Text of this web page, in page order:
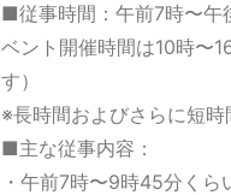
タイムテーブル公開しました
当日会場ボランティア募集中
初エントリー続々決定
第3回つるみワールドフェス
■従事時間：午前7時〜午
ベント開催時間は10時〜
す）
※長時間およびさらに短時
■主な従事内容：
・午前7時〜9時45分くら